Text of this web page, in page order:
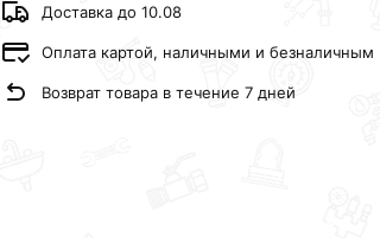
Доставка до 10.08
Оплата картой, наличными и безналичным
Возврат товара в течение 7 дней